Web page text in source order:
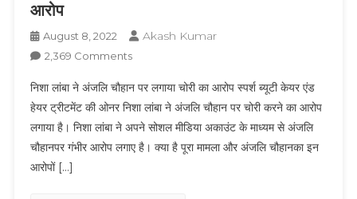
आरोप
August 8, 2022 Akash Kumar
2,369 CommentsOn
लांबा
ने
अंजलि
चौहान
निशा लांबा ने अंजलि चौहान पर लगाया चोरी का आरोप स्पर्श ब्यूटी केयर एंड
हेयर ट्रीटमेंट की ओनर निशा लांबा ने अंजलि चौहान पर चोरी करने का आरोप
लगाया है। निशा लांबा ने अपने सोशल मीडिया अकाउंट के माध्यम से अंजलि
चौहानपर गंभीर आरोप लगाए है। क्या है पूरा मामला और अंजलि चौहानका इन
आरोपों […]